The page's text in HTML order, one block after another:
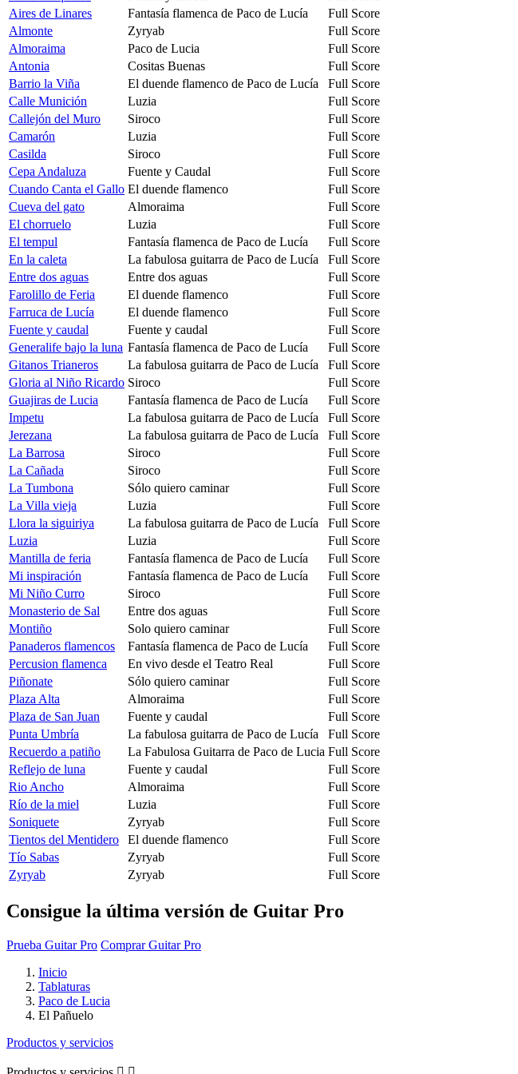
Aires de Linares
Fantasía flamenca de Paco de Lucía
Full Score
Almonte
Zyryab
Full Score
Almoraima
Paco de Lucia
Full Score
Antonia
Cositas Buenas
Full Score
Barrio la Viña
El duende flamenco de Paco de Lucía
Full Score
Calle Munición
Luzia
Full Score
Callejón del Muro
Siroco
Full Score
Camarón
Luzia
Full Score
Casilda
Siroco
Full Score
Cepa Andaluza
Fuente y Caudal
Full Score
Cuando Canta el Gallo El duende flamenco
Full Score
Cueva del gato
Almoraima
Full Score
El chorruelo
Luzia
Full Score
El tempul
Fantasía flamenca de Paco de Lucía
Full Score
En la caleta
La fabulosa guitarra de Paco de Lucía
Full Score
Entre dos aguas
Entre dos aguas
Full Score
Farolillo de Feria
El duende flamenco
Full Score
Farruca de Lucía
El duende flamenco
Full Score
Fuente y caudal
Fuente y caudal
Full Score
Generalife bajo la luna Fantasía flamenca de Paco de Lucía
Full Score
Gitanos Trianeros
La fabulosa guitarra de Paco de Lucía
Full Score
Gloria al Niño Ricardo Siroco
Full Score
Guajiras de Lucia
Fantasía flamenca de Paco de Lucía
Full Score
Impetu
La fabulosa guitarra de Paco de Lucía
Full Score
Jerezana
La fabulosa guitarra de Paco de Lucía
Full Score
La Barrosa
Siroco
Full Score
La Cañada
Siroco
Full Score
La Tumbona
Sólo quiero caminar
Full Score
La Villa vieja
Luzia
Full Score
Llora la siguiriya
La fabulosa guitarra de Paco de Lucía
Full Score
Luzia
Luzia
Full Score
Mantilla de feria
Fantasía flamenca de Paco de Lucía
Full Score
Mi inspiración
Fantasía flamenca de Paco de Lucía
Full Score
Mi Niño Curro
Siroco
Full Score
Monasterio de Sal
Entre dos aguas
Full Score
Montiño
Solo quiero caminar
Full Score
Panaderos flamencos
Fantasía flamenca de Paco de Lucía
Full Score
Percusion flamenca
En vivo desde el Teatro Real
Full Score
Piñonate
Sólo quiero caminar
Full Score
Plaza Alta
Almoraima
Full Score
Plaza de San Juan
Fuente y caudal
Full Score
Punta Umbría
La fabulosa guitarra de Paco de Lucía
Full Score
Recuerdo a patiño
La Fabulosa Guitarra de Paco de Lucia Full Score
Reflejo de luna
Fuente y caudal
Full Score
Rio Ancho
Almoraima
Full Score
Río de la miel
Luzia
Full Score
Soniquete
Zyryab
Full Score
Tientos del Mentidero
El duende flamenco
Full Score
Tío Sabas
Zyryab
Full Score
Zyryab
Zyryab Full Score
Consigue la última versión de Guitar Pro
Prueba Guitar Pro Comprar Guitar Pro
Inicio
Tablaturas
Paco de Lucia
El Pañuelo
Productos y servicios